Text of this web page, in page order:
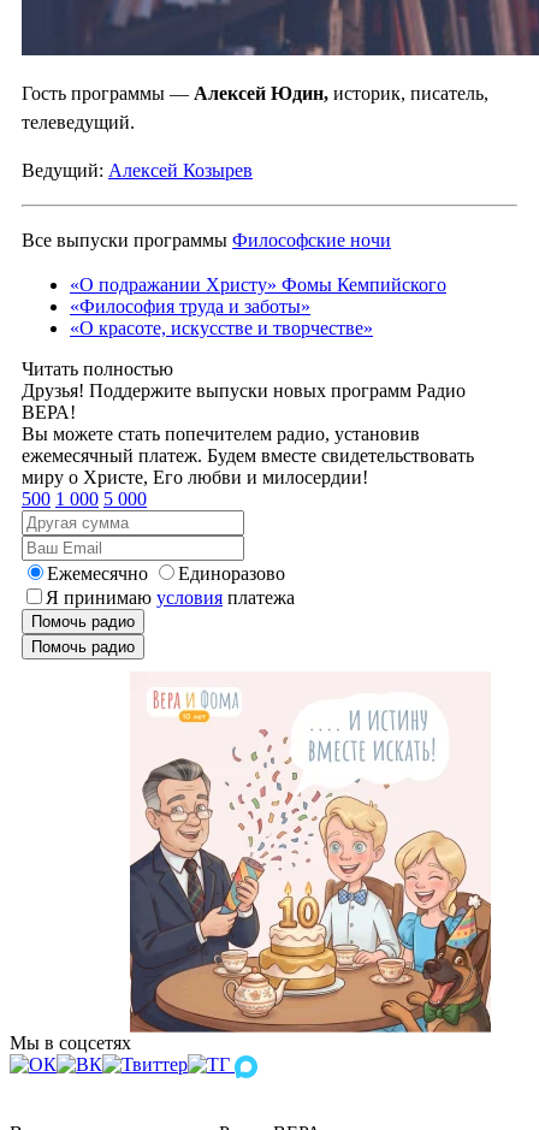
Гость программы — Алексей Юдин, историк, писатель,
телеведущий.
Ведущий: Алексей Козырев
Все выпуски программы Философские ночи
«О подражании Христу» Фомы Кемпийского
«Философия труда и заботы»
«О красоте, искусстве и творчестве»
Читать полностью
Друзья! Поддержите выпуски новых программ Радио
ВЕРА!
Вы можете стать попечителем радио, установив
ежемесячный платеж. Будем вместе свидетельствовать
миру о Христе, Его любви и милосердии!
500 1 000 5 000
Ежемесячно
Единоразово
Я принимаю условия платежа
Помочь радио
Помочь радио
Мы в соцсетях